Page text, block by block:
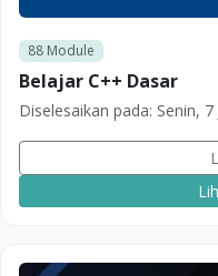
88Module
Belajar C++ Dasar
Diselesaikan pada: Senin,